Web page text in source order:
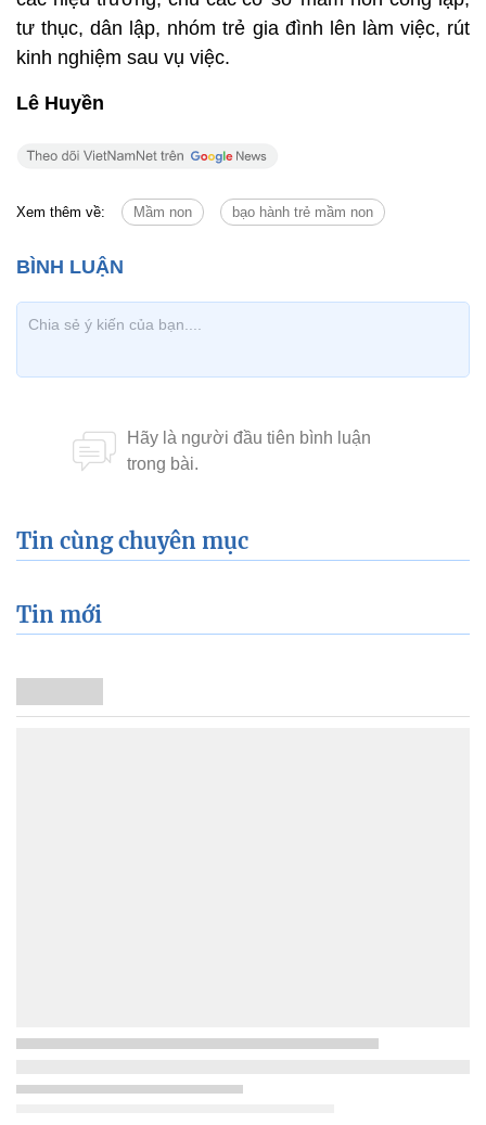
tư thục, dân lập, nhóm trẻ gia đình lên làm việc, rút
kinh nghiệm sau vụ việc.
Lê Huyền
Xem thêm về: Mầm non bạo hành trẻ mầm non
Tin cùng chuyên mục
Tin mới